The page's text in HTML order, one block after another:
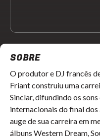
SOBRE
O produtor e DJ francês
Friant construiu uma
Sinclar, difundindo os
internacionais do final dos
auge de sua carreira em
álbuns Western Dream,